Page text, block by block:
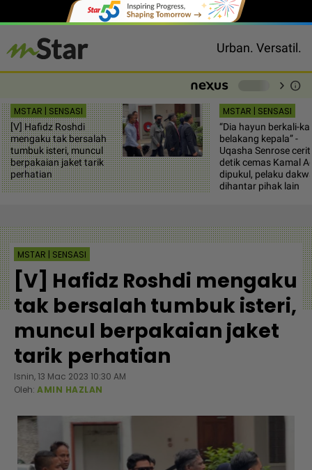
Urban. Versatil.
chevron_right info
MSTAR | SENSASI
[V] Hafidz Roshdi
mengaku tak bersalah
tumbuk isteri, muncul
berpakaian jaket tarik
perhatian
MSTAR | SENSASI
“Dia hayun berkali-
belakang kepala” -
Uqasha Senrose
detik cemas Kamal
dipukul, pelaku
dihantar pihak lain
MSTAR | SENSASI
[V] Hafidz Roshdi mengaku
tak bersalah tumbuk isteri,
muncul berpakaian jaket
tarik perhatian
Isnin, 13 Mac 2023 10:30 AM
Oleh: AMIN HAZLAN